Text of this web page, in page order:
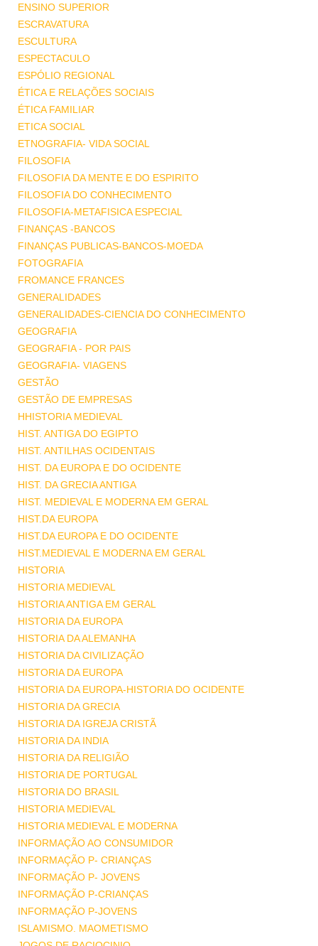
ENSINO SUPERIOR
ESCRAVATURA
ESCULTURA
ESPECTACULO
ESPÓLIO REGIONAL
ÉTICA E RELAÇÕES SOCIAIS
ÉTICA FAMILIAR
ETICA SOCIAL
ETNOGRAFIA- VIDA SOCIAL
FILOSOFIA
FILOSOFIA DA MENTE E DO ESPIRITO
FILOSOFIA DO CONHECIMENTO
FILOSOFIA-METAFISICA ESPECIAL
FINANÇAS -BANCOS
FINANÇAS PUBLICAS-BANCOS-MOEDA
FOTOGRAFIA
FROMANCE FRANCES
GENERALIDADES
GENERALIDADES-CIENCIA DO CONHECIMENTO
GEOGRAFIA
GEOGRAFIA - POR PAIS
GEOGRAFIA- VIAGENS
GESTÃO
GESTÃO DE EMPRESAS
HHISTORIA MEDIEVAL
HIST. ANTIGA DO EGIPTO
HIST. ANTILHAS OCIDENTAIS
HIST. DA EUROPA E DO OCIDENTE
HIST. DA GRECIA ANTIGA
HIST. MEDIEVAL E MODERNA EM GERAL
HIST.DA EUROPA
HIST.DA EUROPA E DO OCIDENTE
HIST.MEDIEVAL E MODERNA EM GERAL
HISTORIA
HISTORIA MEDIEVAL
HISTORIA ANTIGA EM GERAL
HISTORIA DA EUROPA
HISTORIA DA ALEMANHA
HISTORIA DA CIVILIZAÇÃO
HISTORIA DA EUROPA
HISTORIA DA EUROPA-HISTORIA DO OCIDENTE
HISTORIA DA GRECIA
HISTORIA DA IGREJA CRISTÃ
HISTORIA DA INDIA
HISTORIA DA RELIGIÃO
HISTORIA DE PORTUGAL
HISTORIA DO BRASIL
HISTORIA MEDIEVAL
HISTORIA MEDIEVAL E MODERNA
INFORMAÇÃO AO CONSUMIDOR
INFORMAÇÃO P- CRIANÇAS
INFORMAÇÃO P- JOVENS
INFORMAÇÃO P-CRIANÇAS
INFORMAÇÃO P-JOVENS
ISLAMISMO. MAOMETISMO